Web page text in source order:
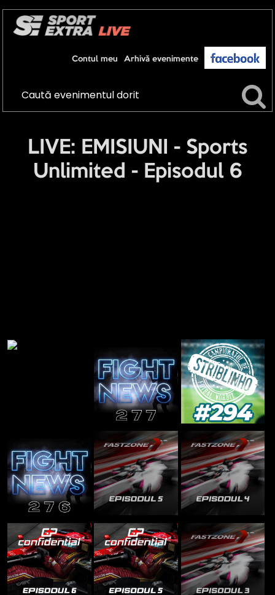
Arhivă evenimente
Contul meu
LIVE: EMISIUNI - Sports
Unlimited - Episodul 6